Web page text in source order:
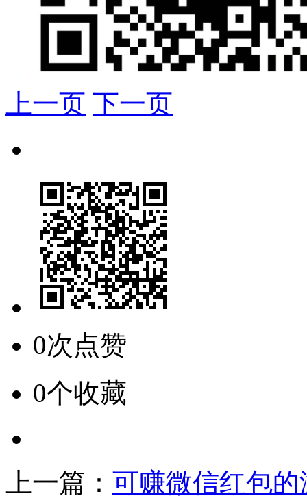
上一页 下一页
0次点赞
0个收藏
上一篇： 可赚微信红包的